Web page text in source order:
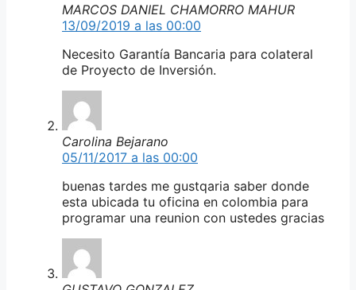
MARCOS DANIEL CHAMORRO MAHUR
13/09/2019 a las 00:00
Necesito Garantía Bancaria para colateral
de Proyecto de Inversión.
Carolina Bejarano
05/11/2017 a las 00:00
buenas tardes me gustqaria saber donde
esta ubicada tu oficina en colombia para
programar una reunion con ustedes gracias